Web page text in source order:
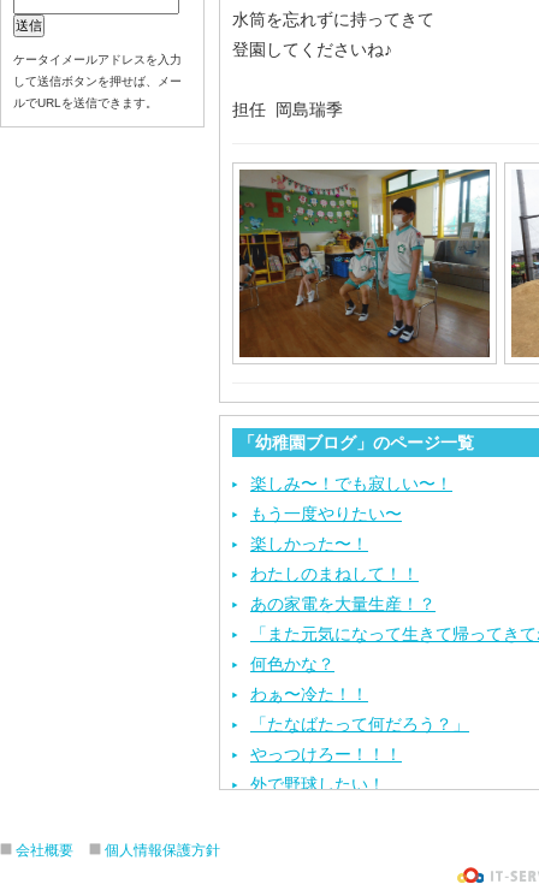
水筒を忘れずに持ってきて
登園してくださいね♪
担任 岡島瑞季
「幼稚園ブログ」のページ一覧
楽しみ〜！でも寂しい〜！
もう一度やりたい〜
楽しかった〜！
わたしのまねして！！
あの家電を大量生産！？
「また元気になって生きて帰ってき
何色かな？
わぁ〜冷た！！
「たなばたって何だろう？」
やっつけろー！！！
外で野球したい！
ケータイメールアドレスを入力
して送信ボタンを押せば、メー
ルでURLを送信できます。
会社概要 個人情報保護方針